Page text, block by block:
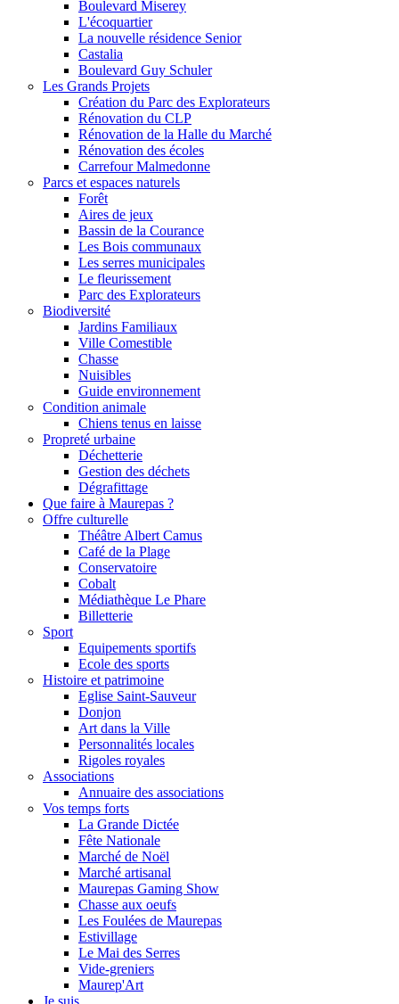
Boulevard Miserey
L'écoquartier
La nouvelle résidence Senior
Castalia
Boulevard Guy Schuler
Les Grands Projets
Création du Parc des Explorateurs
Rénovation du CLP
Rénovation de la Halle du Marché
Rénovation des écoles
Carrefour Malmedonne
Parcs et espaces naturels
Forêt
Aires de jeux
Bassin de la Courance
Les Bois communaux
Les serres municipales
Le fleurissement
Parc des Explorateurs
Biodiversité
Jardins Familiaux
Ville Comestible
Chasse
Nuisibles
Guide environnement
Condition animale
Chiens tenus en laisse
Propreté urbaine
Déchetterie
Gestion des déchets
Dégrafittage
Que faire à Maurepas ?
Offre culturelle
Théâtre Albert Camus
Café de la Plage
Conservatoire
Cobalt
Médiathèque Le Phare
Billetterie
Sport
Equipements sportifs
Ecole des sports
Histoire et patrimoine
Eglise Saint-Sauveur
Donjon
Art dans la Ville
Personnalités locales
Rigoles royales
Associations
Annuaire des associations
Vos temps forts
La Grande Dictée
Fête Nationale
Marché de Noël
Marché artisanal
Maurepas Gaming Show
Chasse aux oeufs
Les Foulées de Maurepas
Estivillage
Le Mai des Serres
Vide-greniers
Maurep'Art